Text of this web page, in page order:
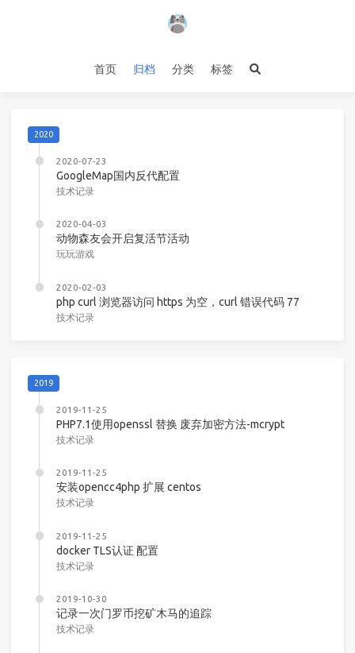
首页 归档 分类 标签
2020
2020-07-23
GoogleMap国内反代配置
技术记录
2020-04-03
动物森友会开启复活节活动
玩玩游戏
2020-02-03
php curl 浏览器访问 https 为空，curl 错误代码 77
技术记录
2019
2019-11-25
PHP7.1使用openssl 替换 废弃加密方法-mcrypt
技术记录
2019-11-25
安装opencc4php 扩展 centos
技术记录
2019-11-25
docker TLS认证 配置
技术记录
2019-10-30
记录一次门罗币挖矿木马的追踪
技术记录